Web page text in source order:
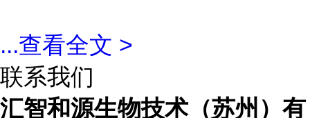
...查看全文 >
联系我们
汇智和源生物技术（苏州）有